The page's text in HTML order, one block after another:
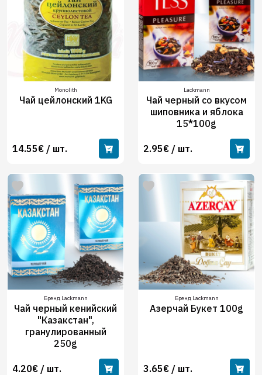
Monolith
Чай цейлонский 1KG
14.55€ / шт.
Lackmann
Чай черный со вкусом
шиповника и яблока
15*100g
2.95€ / шт.
Бренд Lackmann
Чай черный кенийский
"Казакстан",
гранулированный
250g
4.20€ / шт.
Бренд Lackmann
Азерчай Букет 100g
3.65€ / шт.